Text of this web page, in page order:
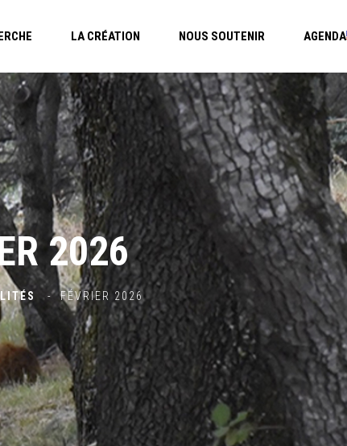
LA CRÉATION NOUS SOUTENIR AGENDA
2026
-FÉVRIER 2026